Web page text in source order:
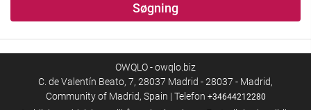
Søgning
OWQLO - owqlo.biz
C. de Valentín Beato, 7, 28037 Madrid - 28037 - Madrid,
Community of Madrid, Spain | Telefon +34644212280